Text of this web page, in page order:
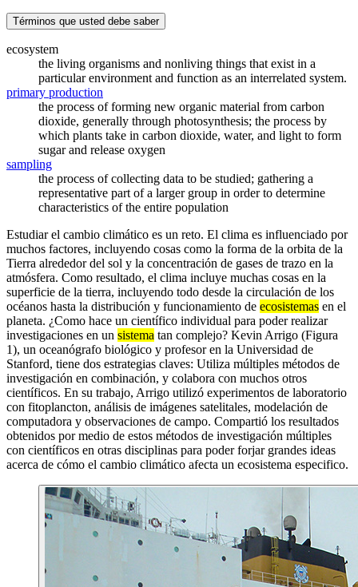
Términos que usted debe saber
ecosystem
the living organisms and nonliving things that exist in a
particular environment and function as an interrelated system.
primary production
the process of forming new organic material from carbon
dioxide, generally through photosynthesis; the process by
which plants take in carbon dioxide, water, and light to form
sugar and release oxygen
sampling
the process of collecting data to be studied; gathering a
representative part of a larger group in order to determine
characteristics of the entire population
Estudiar el cambio climático es un reto. El clima es influenciado por
muchos factores, incluyendo cosas como la forma de la orbita de la
Tierra alrededor del sol y la concentración de gases de trazo en la
atmósfera. Como resultado, el clima incluye muchas cosas en la
superficie de la tierra, incluyendo todo desde la circulación de los
océanos hasta la distribución y funcionamiento de ecosistemas en el
planeta. ¿Como hace un científico individual para poder realizar
investigaciones en un sistema tan complejo? Kevin Arrigo (Figura
1), un oceanógrafo biológico y profesor en la Universidad de
Stanford, tiene dos estrategias claves: Utiliza múltiples métodos de
investigación en combinación, y colabora con muchos otros
científicos. En su trabajo, Arrigo utilizó experimentos de laboratorio
con fitoplancton, análisis de imágenes satelitales, modelación de
computadora y observaciones de campo. Compartió los resultados
obtenidos por medio de estos métodos de investigación múltiples
con científicos en otras disciplinas para poder forjar grandes ideas
acerca de cómo el cambio climático afecta un ecosistema especifico.